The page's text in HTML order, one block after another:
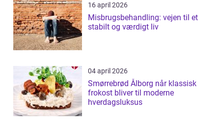
16 april 2026
Misbrugsbehandling: vejen til et
stabilt og værdigt liv
04 april 2026
Smørrebrød Ålborg når klassisk
frokost bliver til moderne
hverdagsluksus